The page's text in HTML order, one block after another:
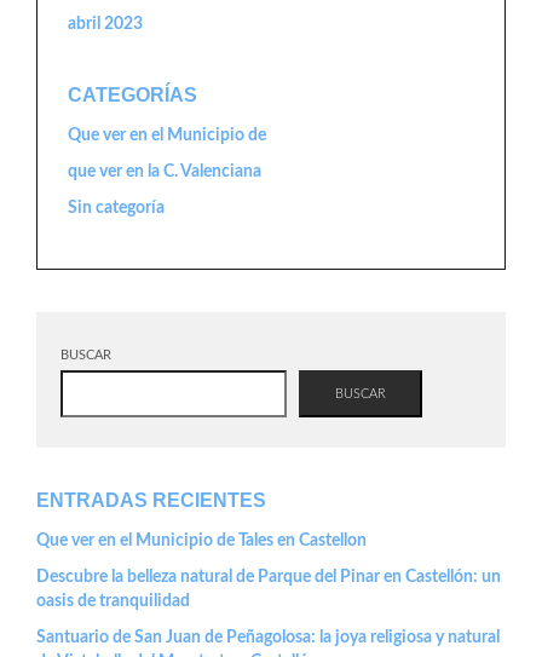
abril 2023
CATEGORÍAS
Que ver en el Municipio de
que ver en la C. Valenciana
Sin categoría
BUSCAR
BUSCAR
ENTRADAS RECIENTES
Que ver en el Municipio de Tales en Castellon
Descubre la belleza natural de Parque del Pinar en Castellón: un
oasis de tranquilidad
Santuario de San Juan de Peñagolosa: la joya religiosa y natural